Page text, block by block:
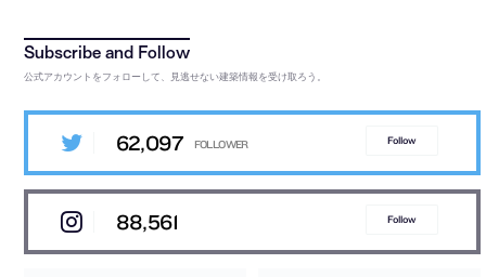
公式アカウントをフォローして、見逃せない建築情報を受け取ろう。
62,097 Follow
88,561 Follow